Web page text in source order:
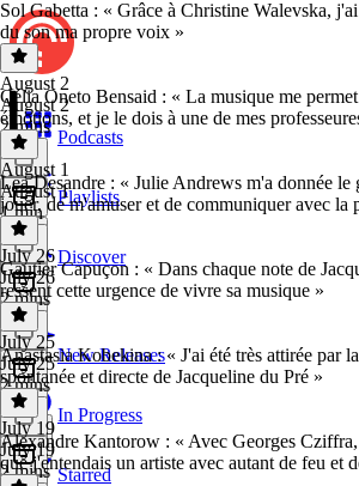
Podcasts
Playlists
Discover
New Releases
In Progress
Starred
Sol Gabetta : « Grâce à Christine Walevska,
du son ma propre voix »
August 2
August 2
2 mins
Célia Oneto Bensaid : « La musique me
émotions, et je le dois à une de mes
August 1
August 1
1 min
Lea Desandre : « Julie Andrews m'a donnée le
jouer, de m'amuser et de communiquer avec la
July 26
July 26
2 mins
Gautier Capuçon : « Dans chaque note de
ressent cette urgence de vivre sa musique »
July 25
July 25
2 mins
Anastasia Kobekina : « J'ai été très attirée par
spontanée et directe de Jacqueline du Pré »
July 19
July 19
2 mins
Alexandre Kantorow : « Avec Georges
que j'entendais un artiste avec autant de feu et